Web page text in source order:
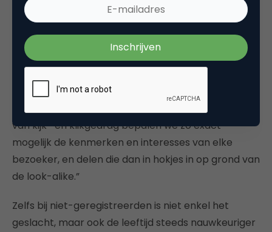
We koppelen de gebruiksdata van Videoland, RTL XL
like modelling
gedrag. “Je hebt overeenkomende
karakteristieken van soorten tv-kijkers. Op basis
van kijk- en klikgedrag bepalen we zo exact
mogelijk de kenmerken en interesses van elke
bezoeker, en delen die dan in hokjes in op grond van
de look-alike.”
Zelfs bij niet-geregistreerden is niet enkel het
geslacht, maar ook de leeftijd steeds nauwkeuriger